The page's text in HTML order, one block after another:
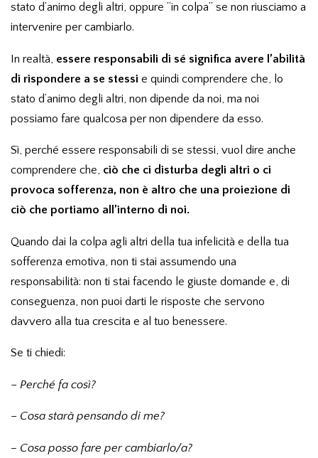
stato d’animo degli altri, oppure “in colpa” se non riusciamo a
intervenire per cambiarlo.
In realtà, essere responsabili di sé significa avere l’abilità
di rispondere a se stessi e quindi comprendere che, lo
stato d’animo degli altri, non dipende da noi, ma noi
possiamo fare qualcosa per non dipendere da esso.
Sì, perché essere responsabili di se stessi, vuol dire anche
comprendere che, ciò che ci disturba degli altri o ci
provoca sofferenza, non è altro che una proiezione di
ciò che portiamo all’interno di noi.
Quando dai la colpa agli altri della tua infelicità e della tua
sofferenza emotiva, non ti stai assumendo una
responsabilità: non ti stai facendo le giuste domande e, di
conseguenza, non puoi darti le risposte che servono
davvero alla tua crescita e al tuo benessere.
Se ti chiedi:
– Perché fa così?
– Cosa starà pensando di me?
– Cosa posso fare per cambiarlo/a?